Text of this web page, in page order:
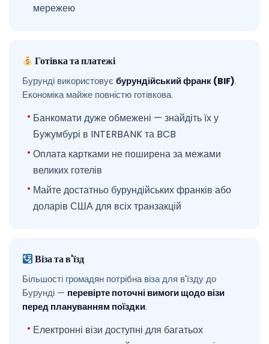
мережею
Готівка та платежі
Бурунді використовує бурундійський франк (BIF).
Економіка майже повністю готівкова.
Банкомати дуже обмежені — знайдіть їх у
Бужумбурі в INTERBANK та BCB
Оплата картками не поширена за межами
великих готелів
Майте достатньо бурундійських франків або
доларів США для всіх транзакцій
Віза та в'їзд
Більшості громадян потрібна віза для в'їзду до
Бурунді — перевірте поточні вимоги щодо візи
перед плануванням поїздки.
Електронні візи доступні для багатьох